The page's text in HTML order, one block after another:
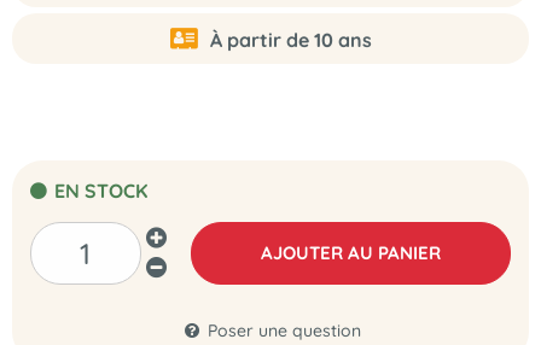
À partir de 10 ans
EN STOCK
AJOUTER AU PANIER
Poser une question